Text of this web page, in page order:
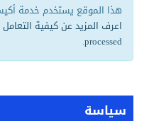
هذا الموقع يستخدم خدمة
اعرف المزيد عن كيفية
processed
.
سياسة